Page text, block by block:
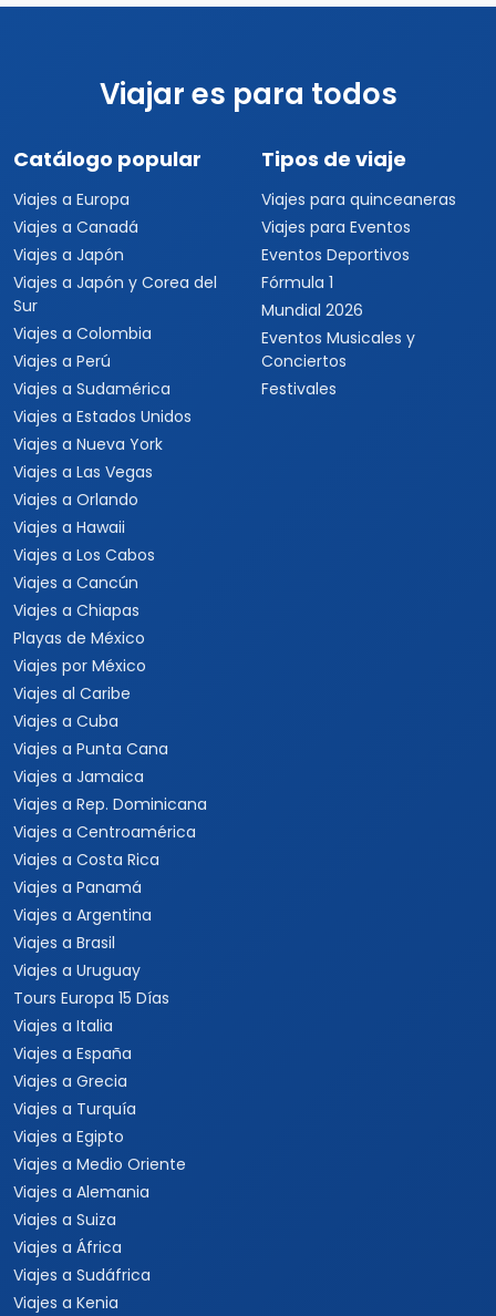
Viajar es para todos
Catálogo popular
Viajes a Europa
Viajes a Canadá
Viajes a Japón
Viajes a Japón y Corea del
Sur
Viajes a Colombia
Viajes a Perú
Viajes a Sudamérica
Viajes a Estados Unidos
Viajes a Nueva York
Viajes a Las Vegas
Viajes a Orlando
Viajes a Hawaii
Viajes a Los Cabos
Viajes a Cancún
Viajes a Chiapas
Playas de México
Viajes por México
Viajes al Caribe
Viajes a Cuba
Viajes a Punta Cana
Viajes a Jamaica
Viajes a Rep. Dominicana
Viajes a Centroamérica
Viajes a Costa Rica
Viajes a Panamá
Viajes a Argentina
Viajes a Brasil
Viajes a Uruguay
Tours Europa 15 Días
Viajes a Italia
Viajes a España
Viajes a Grecia
Viajes a Turquía
Viajes a Egipto
Viajes a Medio Oriente
Viajes a Alemania
Viajes a Suiza
Viajes a África
Viajes a Sudáfrica
Viajes a Kenia
Tipos de viaje
Viajes para quinceaneras
Viajes para Eventos
Eventos Deportivos
Fórmula 1
Mundial 2026
Eventos Musicales y
Conciertos
Festivales